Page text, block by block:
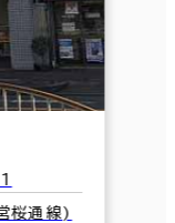
桜通線)